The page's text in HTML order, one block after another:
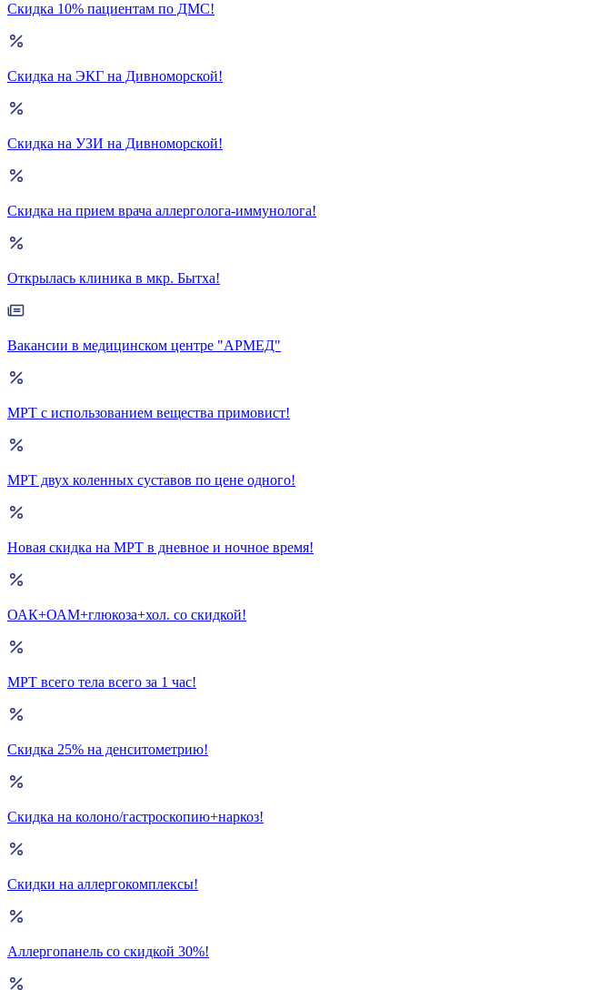
Скидка 10% пациентам по ДМС!
Скидка на ЭКГ на Дивноморской!
Скидка на УЗИ на Дивноморской!
Скидка на прием врача аллерголога-иммунолога!
Открылась клиника в мкр. Бытха!
Вакансии в медицинском центре "АРМЕД"
МРТ с использованием вещества примовист!
МРТ двух коленных суставов по цене одного!
Новая скидка на МРТ в дневное и ночное время!
ОАК+ОАМ+глюкоза+хол. со скидкой!
МРТ всего тела всего за 1 час!
Скидка 25% на денситометрию!
Скидка на колоно/гастроскопию+наркоз!
Скидки на аллергокомплексы!
Аллергопанель со скидкой 30%!